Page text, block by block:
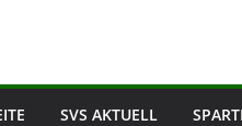
SVS AKTUELL